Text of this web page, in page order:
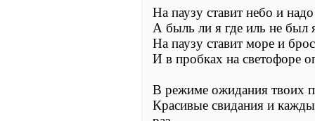
На паузу ставит небо и
А быль ли я где иль не был
На паузу ставит море и
И в пробках на светофоре
В режиме ожидания твоих
Красивые свидания и